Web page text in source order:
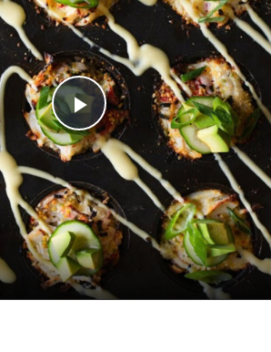
Play
Video